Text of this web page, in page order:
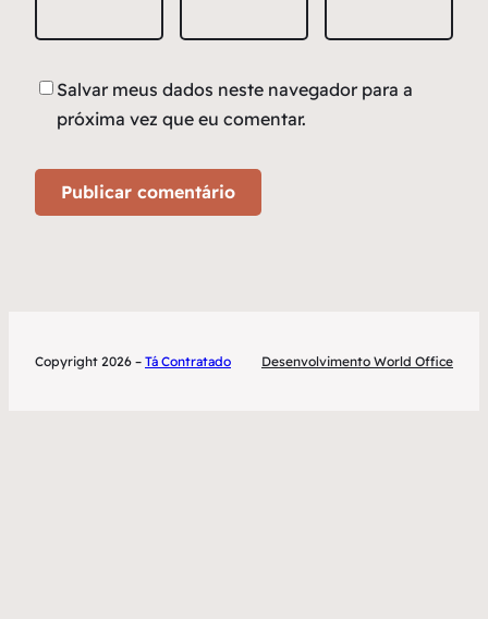
Salvar meus dados neste navegador para a
próxima vez que eu comentar.
Copyright 2026 – Tá Contratado Desenvolvimento World Office